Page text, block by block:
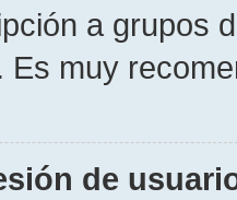
a grupos
Es muy
de